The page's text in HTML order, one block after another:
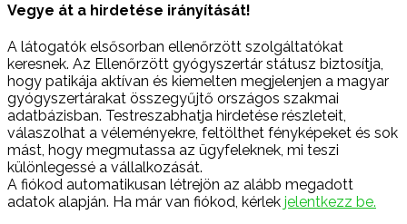
Vegye át a hirdetése irányítását!
A látogatók elsősorban ellenőrzött szolgáltatókat
keresnek. Az Ellenőrzött gyógyszertár státusz biztosítja,
hogy patikája aktívan és kiemelten megjelenjen a magyar
gyógyszertárakat összegyűjtő országos szakmai
adatbázisban. Testreszabhatja hirdetése részleteit,
válaszolhat a véleményekre, feltölthet fényképeket és sok
mást, hogy megmutassa az ügyfeleknek, mi teszi
különlegessé a vállalkozását.
A fiókod automatikusan létrejön az alább megadott
adatok alapján. Ha már van fiókod, kérlek jelentkezz be.